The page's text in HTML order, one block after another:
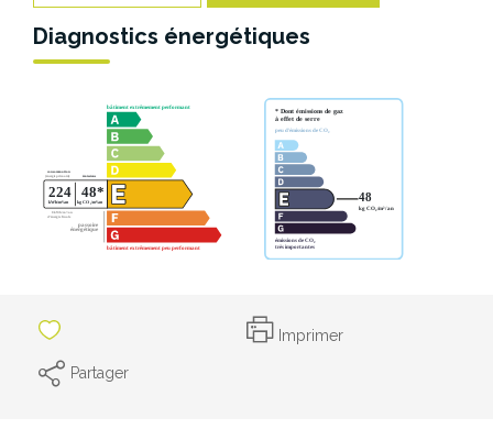
Diagnostics énergétiques
Imprimer
Partager